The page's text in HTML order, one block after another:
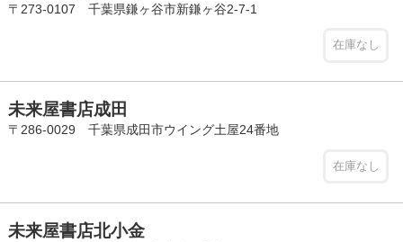
〒273-0107 千葉県鎌ヶ谷市新鎌ヶ谷2-7-1
在庫なし
未来屋書店成田
〒286-0029 千葉県成田市ウイング土屋24番地
在庫なし
未来屋書店北小金